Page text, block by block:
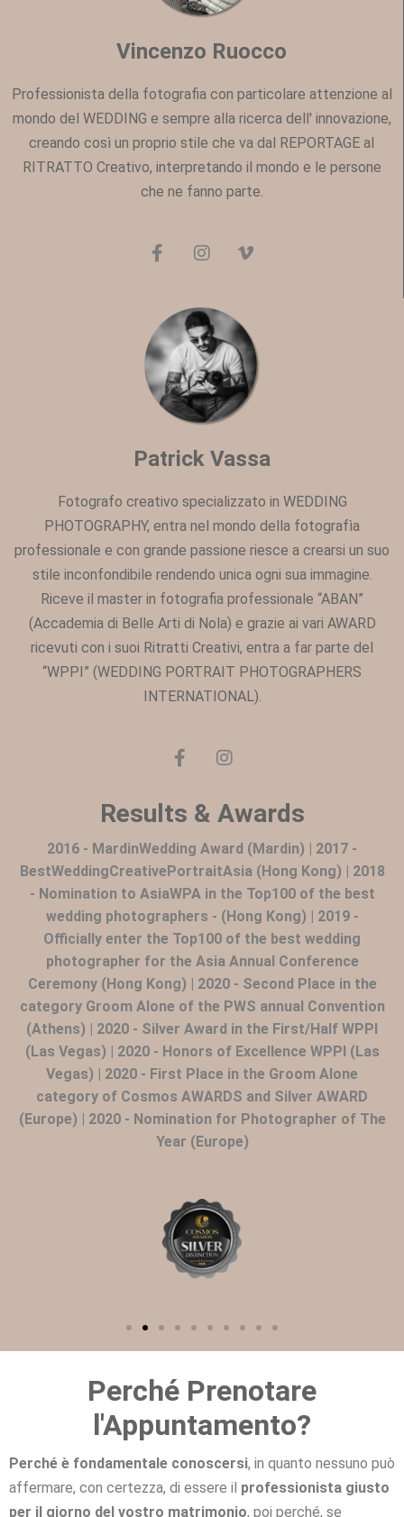
Vincenzo Ruocco
Professionista della fotografia con particolare attenzione al
mondo del WEDDING e sempre alla ricerca dell' innovazione,
creando così un proprio stile che va dal REPORTAGE al
RITRATTO Creativo, interpretando il mondo e le persone
che ne fanno parte.
Patrick Vassa
Fotografo creativo specializzato in WEDDING
PHOTOGRAPHY, entra nel mondo della fotografìa
professionale e con grande passione riesce a crearsi un suo
stile inconfondibile rendendo unica ogni sua immagine.
Riceve il master in fotografia professionale “ABAN”
(Accademia di Belle Arti di Nola) e grazie ai vari AWARD
ricevuti con i suoi Ritratti Creativi, entra a far parte del
“WPPI” (WEDDING PORTRAIT PHOTOGRAPHERS
INTERNATIONAL).
Results & Awards
2016 - MardinWedding Award (Mardin) | 2017 -
BestWeddingCreativePortraitAsia (Hong Kong) | 2018
- Nomination to AsiaWPA in the Top100 of the best
wedding photographers - (Hong Kong) | 2019 -
Officially enter the Top100 of the best wedding
photographer for the Asia Annual Conference
Ceremony (Hong Kong) | 2020 - Second Place in the
category Groom Alone of the PWS annual Convention
(Athens) | 2020 - Silver Award in the First/Half WPPI
(Las Vegas) | 2020 - Honors of Excellence WPPI (Las
Vegas) | 2020 - First Place in the Groom Alone
category of Cosmos AWARDS and Silver AWARD
(Europe) | 2020 - Nomination for Photographer of The
Year (Europe)
Perché Prenotare
l'Appuntamento?
Perché è fondamentale conoscersi, in quanto nessuno può
affermare, con certezza, di essere il professionista giusto
per il giorno del vostro matrimonio, poi perché, se